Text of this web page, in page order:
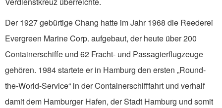
Der 1927 gebürtige Chang hatte im Jahr 1968 die Reederei
Evergreen Marine Corp. aufgebaut, der heute über 200
Containerschiffe und 62 Fracht- und Passagierflugzeuge
gehören. 1984 startete er in Hamburg den ersten „Round-
the-World-Service“ in der Containerschifffahrt und verhalf
damit dem Hamburger Hafen, der Stadt Hamburg und somit